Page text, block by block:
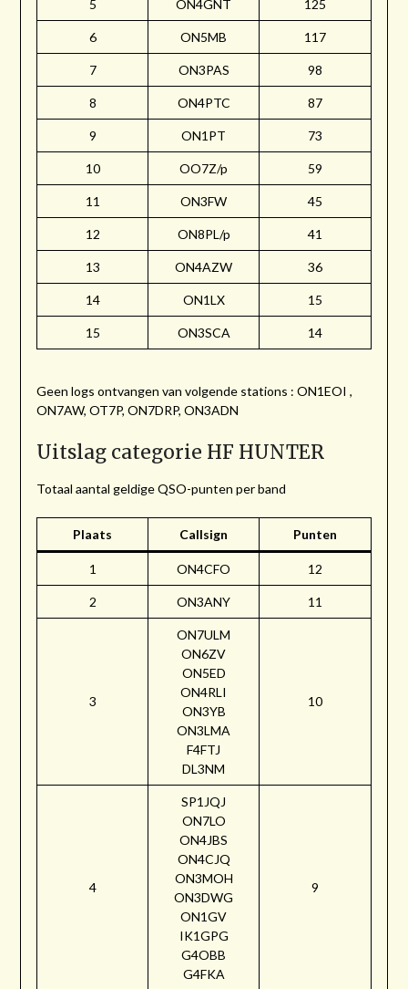
5 ON4GNT 125
6 ON5MB 117
7 ON3PAS 98
8 ON4PTC 87
9 ON1PT 73
10 OO7Z/p 59
11 ON3FW 45
12 ON8PL/p 41
13 ON4AZW 36
14 ON1LX 15
15 ON3SCA 14
Geen logs ontvangen van volgende stations : ON1EOI ,
ON7AW, OT7P, ON7DRP, ON3ADN
Uitslag categorie HF HUNTER
Totaal aantal geldige QSO-punten per band
Plaats Callsign Punten
1 ON4CFO 12
2 ON3ANY 11
3
ON7ULM
ON6ZV
ON5ED
ON4RLI
ON3YB
ON3LMA
F4FTJ
DL3NM
10
4
SP1JQJ
ON7LO
ON4JBS
ON4CJQ
ON3MOH
ON3DWG
ON1GV
IK1GPG
G4OBB
G4FKA
9